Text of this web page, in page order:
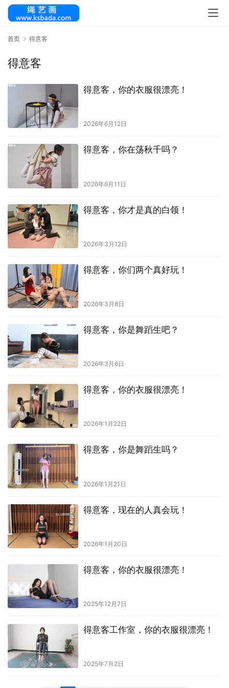
首页 得意客
得意客
得意客，你的衣服很漂亮！
2026年6月12日
得意客，你在荡秋千吗？
2026年6月11日
得意客，你才是真的白领！
2026年3月12日
得意客，你们两个真好玩！
2026年3月8日
得意客，你是舞蹈生吧？
2026年3月6日
得意客，你的衣服很漂亮！
2026年1月22日
得意客，你是舞蹈生吗？
2026年1月21日
得意客，现在的人真会玩！
2026年1月20日
得意客，你的衣服很漂亮！
2025年12月7日
得意客工作室，你的衣服很漂亮！
2025年7月2日